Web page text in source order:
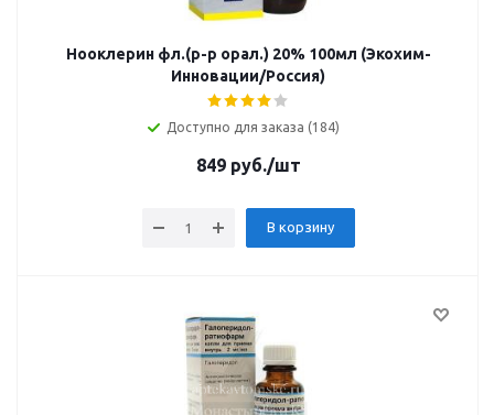
Нооклерин фл.(р-р орал.) 20% 100мл (Экохим-
Инновации/Россия)
Доступно для заказа (184)
849руб./шт
В корзину